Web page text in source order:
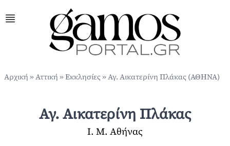
Αρχική »Αττική »Εκκλησίες» Αγ. Αικατερίνη Πλάκας (ΑΘΗΝΑ)
Αγ. Αικατερίνη Πλάκας
Ι. Μ. Αθήνας